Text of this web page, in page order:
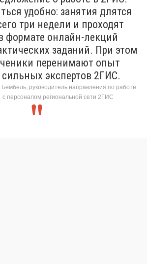
удобно: занятия длятся
три недели и проходят
формате онлайн-лекций
заданий. При этом
перенимают опыт
сильных экспертов 2ГИС.
руководитель направления по работе
с персоналом региональной сети 2ГИС